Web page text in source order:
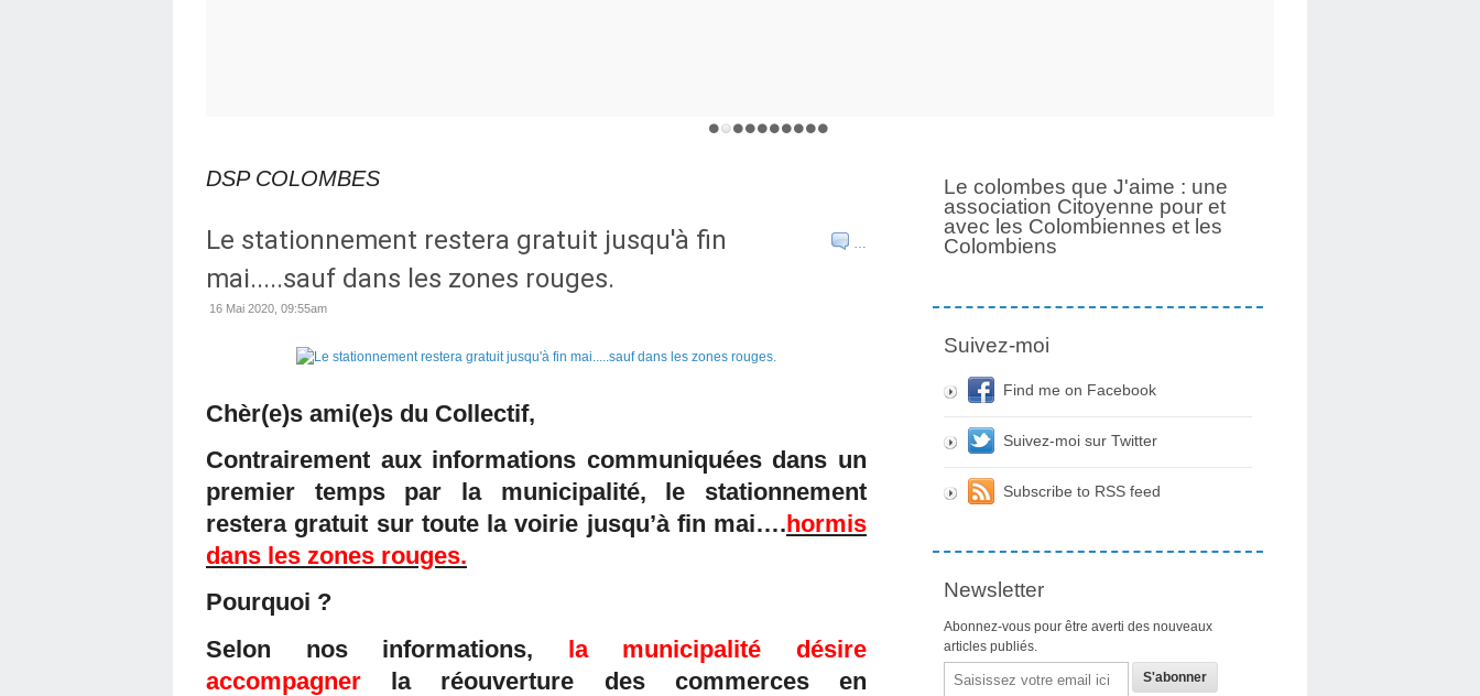
DSP COLOMBES
…
Le stationnement restera gratuit jusqu'à fin
mai.....sauf dans les zones rouges.
16 Mai 2020, 09:55am
Chèr(e)s ami(e)s du Collectif,
Contrairement aux informations communiquées dans un
premier temps par la municipalité, le stationnement
restera gratuit sur toute la voirie jusqu’à fin mai….hormis
dans les zones rouges.
Pourquoi ?
Selon nos informations, la municipalité désire
accompagner la réouverture des commerces en
Le colombes que J'aime : une
association Citoyenne pour et
avec les Colombiennes et les
Colombiens
Suivez-moi
Find me on Facebook
Suivez-moi sur Twitter
Subscribe to RSS feed
Newsletter
Abonnez-vous pour être averti des nouveaux
articles publiés.
Email